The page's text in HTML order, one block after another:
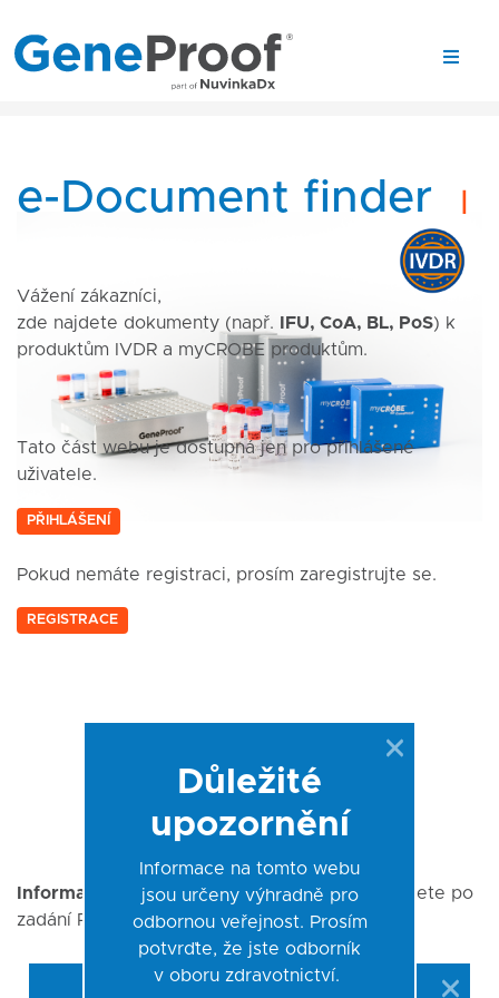
e-Document finder
Vážení zákazníci,
zde najdete dokumenty (např.
IFU, CoA, BL, PoS) k
produktům IVDR a myCROBE produktům.
Tato část webu je dostupná jen pro přihlášené
uživatele.
PŘIHLÁŠENÍ
Pokud nemáte registraci, prosím zaregistrujte se.
REGISTRACE
Informativní upozorněnípro konkrétní kit najdete po
zadání REFu zde:
Důležité
upozornění
Informace na tomto webu
jsou určeny výhradně pro
odbornou veřejnost. Prosím
potvrďte, že jste odborník
v oboru zdravotnictví.